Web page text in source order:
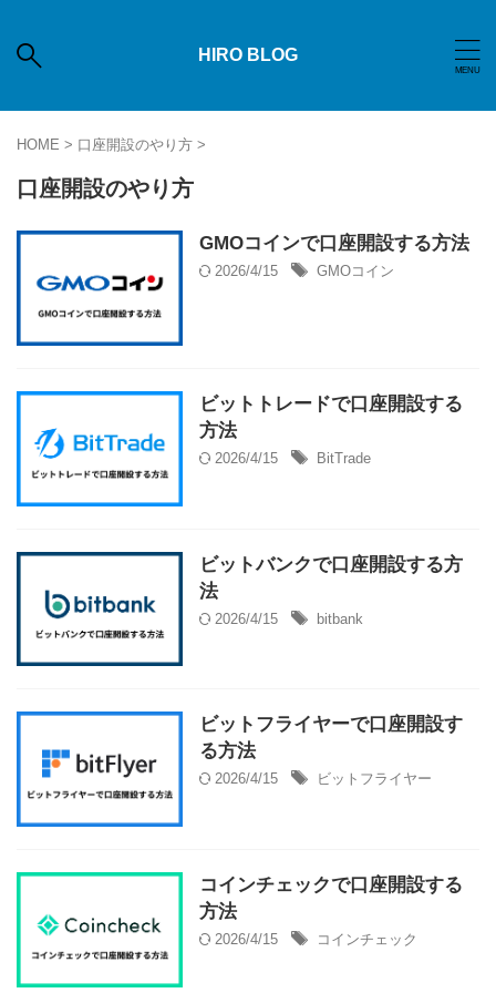
HIRO BLOG
HOME > 口座開設のやり方 >
口座開設のやり方
GMOコインで口座開設する方法
2026/4/15 GMOコイン
ビットトレードで口座開設する
方法
2026/4/15 BitTrade
ビットバンクで口座開設する方
法
2026/4/15 bitbank
ビットフライヤーで口座開設す
る方法
2026/4/15 ビットフライヤー
コインチェックで口座開設する
方法
2026/4/15 コインチェック